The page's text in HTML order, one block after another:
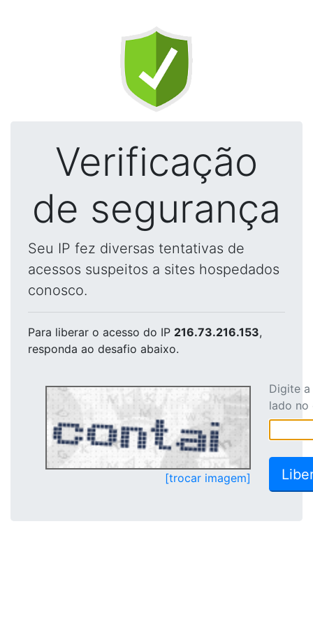
Verificação
de segurança
Seu IP fez diversas tentativas de
acessos suspeitos a sites hospedados
conosco.
Para liberar o acesso do IP 216.73.216.153,
responda ao desafio abaixo.
[trocar imagem]
Digite
lado no